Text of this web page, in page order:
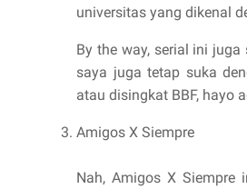
universitas yang dikenal
By the way, serial ini
saya juga tetap suka
atau disingkat BBF, hayo
Amigos X Siempre
Nah, Amigos X